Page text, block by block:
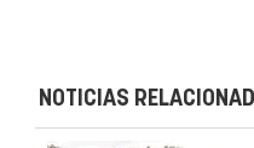
NOTICIAS